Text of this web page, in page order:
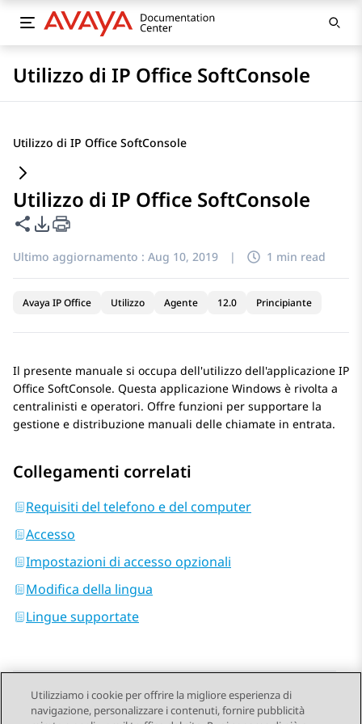
Utilizzo di IP Office SoftConsole
Utilizzo di IP Office SoftConsole
Utilizzo di IP Office SoftConsole
Condividi questa pagina
Opzioni di esportazione PDF
Ultimo aggiornamento : Aug 10, 2019 | 1 min read
Avaya IP Office Utilizzo Agente 12.0 Principiante
Il presente manuale si occupa dell'utilizzo dell'applicazione IP
Office SoftConsole. Questa applicazione Windows è rivolta a
centralinisti e operatori. Offre funzioni per supportare la
gestione e distribuzione manuali delle chiamate in entrata.
Collegamenti correlati
Requisiti del telefono e del computer
Accesso
Impostazioni di accesso opzionali
Modifica della lingua
Lingue supportate
Send Feedback
Utilizziamo i cookie per offrire la migliore esperienza di
navigazione, personalizzare i contenuti, fornire pubblicità